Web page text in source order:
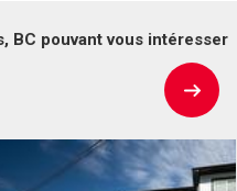
BC pouvant vous intéresser